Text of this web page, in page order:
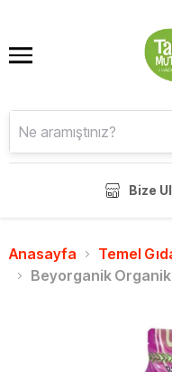
Bize
Anasayfa Temel
Beyorganik Organik